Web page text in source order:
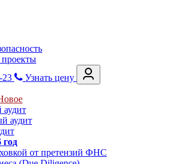
23
Узнать цену
аудит
аудит
год
от претензий ФНС